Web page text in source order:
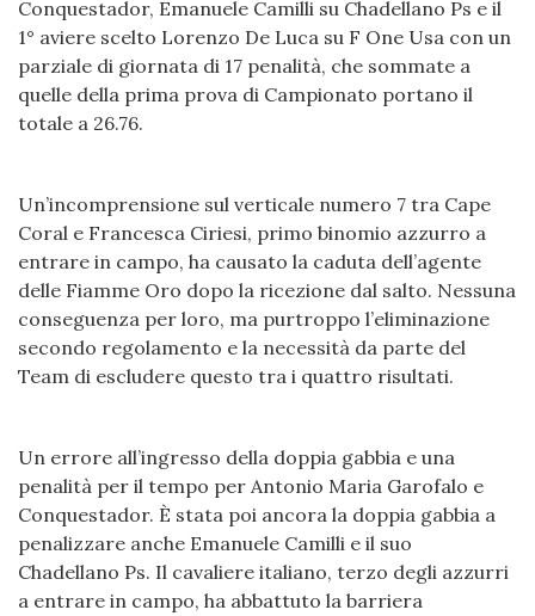
Conquestador, Emanuele Camilli su Chadellano Ps e il
1° aviere scelto Lorenzo De Luca su F One Usa con un
parziale di giornata di 17 penalità, che sommate a
quelle della prima prova di Campionato portano il
totale a 26.76.
Un’incomprensione sul verticale numero 7 tra Cape
Coral e Francesca Ciriesi, primo binomio azzurro a
entrare in campo, ha causato la caduta dell’agente
delle Fiamme Oro dopo la ricezione dal salto. Nessuna
conseguenza per loro, ma purtroppo l’eliminazione
secondo regolamento e la necessità da parte del
Team di escludere questo tra i quattro risultati.
Un errore all’ingresso della doppia gabbia e una
penalità per il tempo per Antonio Maria Garofalo e
Conquestador. È stata poi ancora la doppia gabbia a
penalizzare anche Emanuele Camilli e il suo
Chadellano Ps. Il cavaliere italiano, terzo degli azzurri
a entrare in campo, ha abbattuto la barriera